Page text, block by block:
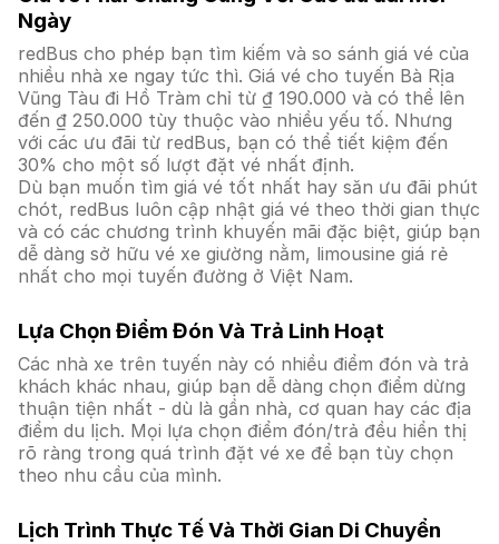
Ngày
redBus cho phép bạn tìm kiếm và so sánh giá vé của
nhiều nhà xe ngay tức thì. Giá vé cho tuyến Bà Rịa
Vũng Tàu đi Hồ Tràm chỉ từ ₫ 190.000 và có thể lên
đến ₫ 250.000 tùy thuộc vào nhiều yếu tố. Nhưng
với các ưu đãi từ redBus, bạn có thể tiết kiệm đến
30% cho một số lượt đặt vé nhất định.
Dù bạn muốn tìm giá vé tốt nhất hay săn ưu đãi phút
chót, redBus luôn cập nhật giá vé theo thời gian thực
và có các chương trình khuyến mãi đặc biệt, giúp bạn
dễ dàng sở hữu vé xe giường nằm, limousine giá rẻ
nhất cho mọi tuyến đường ở Việt Nam.
Lựa Chọn Điểm Đón Và Trả Linh Hoạt
Các nhà xe trên tuyến này có nhiều điểm đón và trả
khách khác nhau, giúp bạn dễ dàng chọn điểm dừng
thuận tiện nhất - dù là gần nhà, cơ quan hay các địa
điểm du lịch. Mọi lựa chọn điểm đón/trả đều hiển thị
rõ ràng trong quá trình đặt vé xe để bạn tùy chọn
theo nhu cầu của mình.
Lịch Trình Thực Tế Và Thời Gian Di Chuyển